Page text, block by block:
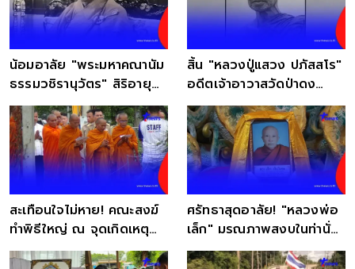
น้อมอาลัย "พระมหาคณานัม
ธรรมวชิรานุวัตร" สิริอายุ
99 ปี
สิ้น "หลวงปู่แสวง ปภัสสโร"
อดีตเจ้าอาวาสวัดป่าดง
เจริญ มรณภาพ
สะเทือนใจไม่หาย! คณะสงฆ์
ทำพิธีใหญ่ ณ จุดเกิดเหตุ
พระมรณภาพ
ศรัทธาสุดอาลัย! "หลวงพ่อ
เล็ก" มรณภาพสงบในท่านั่ง
สมาธิ